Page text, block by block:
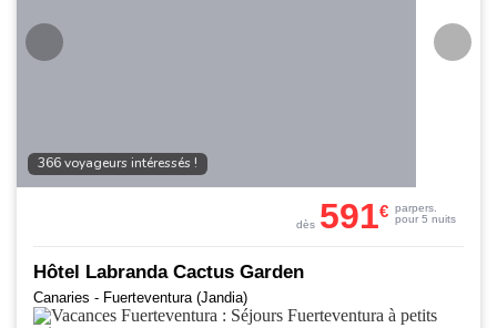
366 voyageurs intéressés !
Hôtel Labranda Cactus Garden
Canaries - Fuerteventura (Jandia)
dès 591€ parpers.
pour 5 nuits